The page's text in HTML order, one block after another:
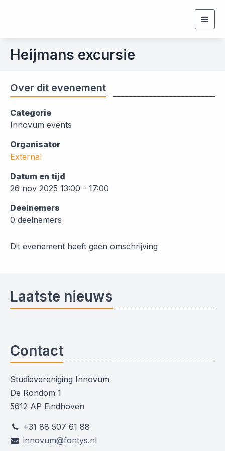
Heijmans excursie
Over dit evenement
Categorie
Innovum events
Organisator
External
Datum en tijd
26 nov 2025 13:00 - 17:00
Deelnemers
0 deelnemers
Dit evenement heeft geen omschrijving
Laatste nieuws
Contact
Studievereniging Innovum
De Rondom 1
5612 AP Eindhoven
+31 88 507 61 88
innovum@fontys.nl